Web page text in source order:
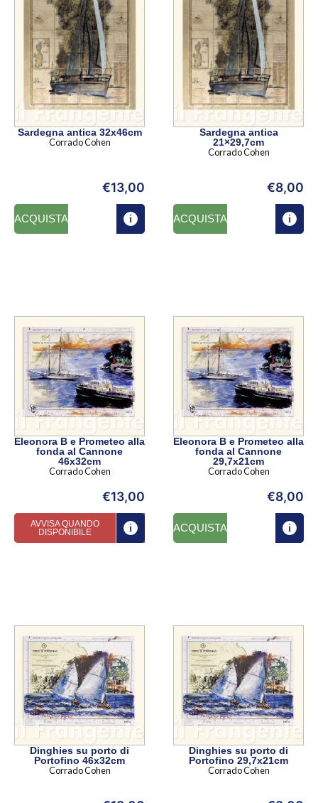
Sardegna antica 32x46cm
Corrado Cohen
€13,00
ACQUISTA
Sardegna antica
21×29,7cm
Corrado Cohen
€8,00
ACQUISTA
Eleonora B e Prometeo alla
fonda al Cannone
46x32cm
Corrado Cohen
€13,00
AVVISA QUANDO
DISPONIBILE
Eleonora B e Prometeo alla
fonda al Cannone
29,7x21cm
Corrado Cohen
€8,00
ACQUISTA
Dinghies su porto di
Portofino 46x32cm
Corrado Cohen
Dinghies su porto di
Portofino 29,7x21cm
Corrado Cohen